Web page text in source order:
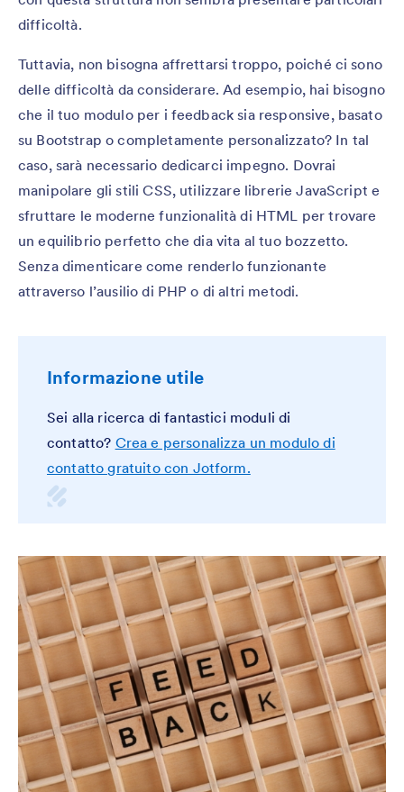
difficoltà.
Tuttavia, non bisogna affrettarsi troppo, poiché ci sono
delle difficoltà da considerare. Ad esempio, hai bisogno
che il tuo modulo per i feedback sia responsive, basato
su Bootstrap o completamente personalizzato? In tal
caso, sarà necessario dedicarci impegno. Dovrai
manipolare gli stili CSS, utilizzare librerie JavaScript e
sfruttare le moderne funzionalità di HTML per trovare
un equilibrio perfetto che dia vita al tuo bozzetto.
Senza dimenticare come renderlo funzionante
attraverso l’ausilio di PHP o di altri metodi.
Informazione utile
Sei alla ricerca di fantastici moduli di
contatto? Crea e personalizza un modulo di
contatto gratuito con Jotform.